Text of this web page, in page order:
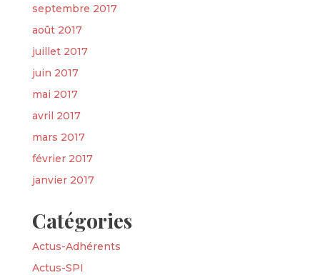
septembre 2017
août 2017
juillet 2017
juin 2017
mai 2017
avril 2017
mars 2017
février 2017
janvier 2017
Catégories
Actus-Adhérents
Actus-SPI